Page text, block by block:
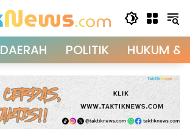
DAERAH POLITIK HUKUM &